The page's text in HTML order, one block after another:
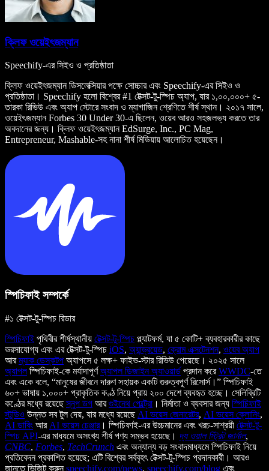
ক্লিফ ওয়েইৎজম্যান
Speechify-এর সিইও ও প্রতিষ্ঠাতা
ক্লিফ ওয়েইৎজম্যান ডিসলেক্সিয়ার পক্ষে সোচ্চার এবং Speechify-এর সিইও ও
প্রতিষ্ঠাতা। Speechify হলো বিশ্বের #1 টেক্সট-টু-স্পিচ অ্যাপ, যার ১,০০,০০০+ ৫-
তারকা রিভিউ এবং অ্যাপ স্টোরে সংবাদ ও ম্যাগাজিন শ্রেণিতে শীর্ষ স্থান। ২০১৭ সালে,
ওয়েইৎজম্যান Forbes 30 Under 30-এ ছিলেন, ওয়েব আরও সহজলভ্য করতে তার
অবদানের জন্য। ক্লিফ ওয়েইৎজম্যান EdSurge, Inc., PC Mag,
Entrepreneur, Mashable-সহ নানা শীর্ষ মিডিয়ায় আলোচিত হয়েছেন।
স্পিচিফাই সম্পর্কে
#১ টেক্সট-টু-স্পিচ রিডার
স্পিচিফাই পৃথিবীর শীর্ষস্থানীয় টেক্সট-টু-স্পিচ প্ল্যাটফর্ম, যা ৫ কোটি+ ব্যবহারকারীর কাছে
ভরসাযোগ্য এবং এর টেক্সট-টু-স্পিচ iOS, অ্যান্ড্রয়েড, ক্রোম এক্সটেনশন, ওয়েব অ্যাপ
আরম্যাক ডেস্কটপ অ্যাপসে ৫ লক্ষ+ ফাইভ-স্টার রিভিউ পেয়েছে। ২০২৫ সালে
অ্যাপলস্পিচিফাই-কে মর্যাদাপূর্ণঅ্যাপল ডিজাইন অ্যাওয়ার্ড প্রদান করেWWDC-তে
এবং একে বলে, “মানুষের জীবনে দারুণ সহায়ক একটি গুরুত্বপূর্ণ রিসোর্স।” স্পিচিফাই
৬০+ ভাষায় ১,০০০+ প্রাকৃতিক কণ্ঠ নিয়ে প্রায় ২০০ দেশে ব্যবহৃত হচ্ছে। সেলিব্রিটি
কণ্ঠের মধ্যে রয়েছেস্নুপ ডগ আরগুইনেথ পেল্ট্রো । নির্মাতা ও ব্যবসার জন্য স্পিচিফাই
স্টুডিও উন্নত সব টুল দেয়, যার মধ্যে রয়েছে AI ভয়েস জেনারেটর, AI ভয়েস ক্লোনিং,
AI ডাবিং আর AI ভয়েস চেঞ্জার। স্পিচিফাই-এর উচ্চমানের এবং খরচ-সাশ্রয়ী টেক্সট-টু-
স্পিচ API-এর মাধ্যমে অসংখ্য শীর্ষ পণ্য সম্ভব হয়েছে। দ্য ওয়াল স্ট্রিট জার্নাল,
CNBC, Forbes, TechCrunch এবং অন্যান্য বড় সংবাদমাধ্যমে স্পিচিফাই নিয়ে
প্রতিবেদন প্রকাশিত হয়েছে; এটি বিশ্বের সর্ববৃহৎ টেক্সট-টু-স্পিচ প্রদানকারী। আরও
জানতে ভিজিট করুনspeechify.com/news, speechify.com/blog এবং